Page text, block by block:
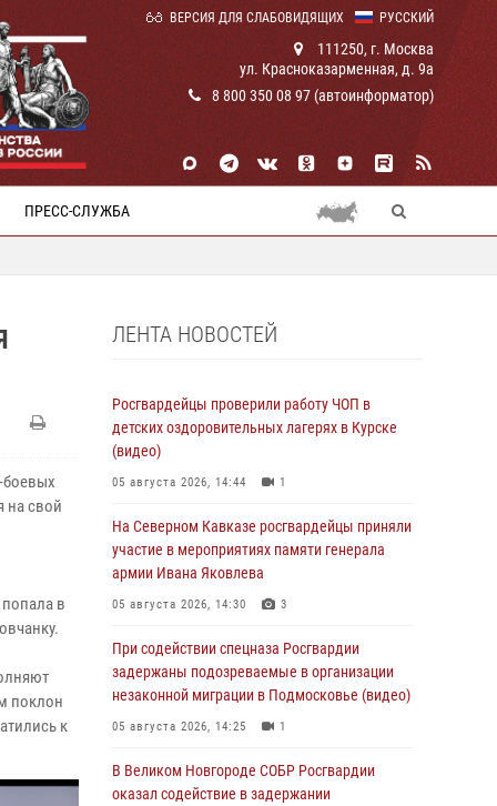
РУССКИЙ
ВЕРСИЯ ДЛЯ СЛАБОВИДЯЩИХ
111250, г. Москва
ул. Красноказарменная, д. 9а
8 800 350 08 97 (автоинформатор)
ПРЕСС-СЛУЖБА
на свой
в
поклон
к
ЛЕНТА НОВОСТЕЙ
Росгвардейцы проверили работу ЧОП в
детских оздоровительных лагерях в Курске
(видео)
05 августа 2026, 14:44 1
На Северном Кавказе росгвардейцы приняли
участие в мероприятиях памяти генерала
армии Ивана Яковлева
05 августа 2026, 14:30 3
При содействии спецназа Росгвардии
задержаны подозреваемые в организации
незаконной миграции в Подмосковье (видео)
05 августа 2026, 14:25 1
В Великом Новгороде СОБР Росгвардии
оказал содействие в задержании